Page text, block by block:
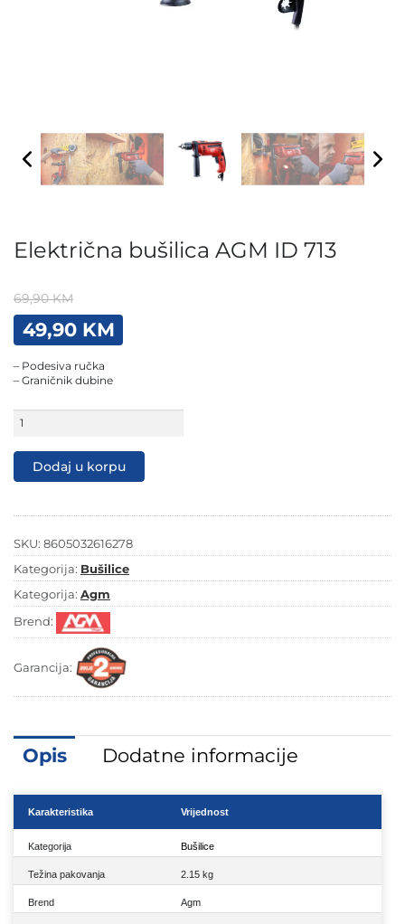
Električna bušilica AGM ID 713
69,90KM
Original
price
was:
69,90 KM.
49,90 KM
Current
price
– Podesiva ručka
– Graničnik dubine
Električna
bušilica
ID
Dodaj u korpu
SKU: 8605032616278
Kategorija: Bušilice
Kategorija: Agm
Brend:
Garancija:
Opis Dodatne informacije
Karakteristika Vrijednost
Kategorija Bušilice
Težina pakovanja 2.15 kg
Brend Agm